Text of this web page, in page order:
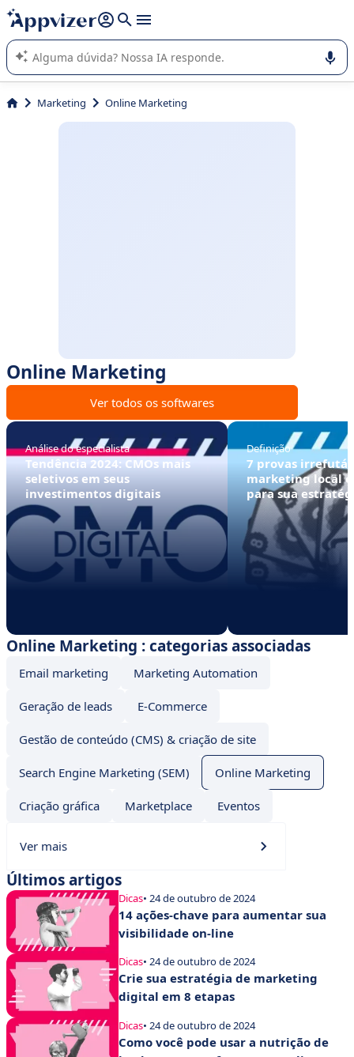
de nossa IA (várias linhas com
A IA do Appvizer o orienta no uso ou na seleção de software
SaaS para sua empresa.
Marketing Online Marketing
Online Marketing
Ver todos os softwares
Análise do especialista
Tendência 2024: CMOs mais
seletivos em seus
investimentos digitais
Definição
7 provas
marketing local é
para sua
Online Marketing : categorias associadas
Email marketing Marketing Automation
Geração de leads E-Commerce
Gestão de conteúdo (CMS) & criação de site
Search Engine Marketing (SEM) Online Marketing
Criação gráfica Marketplace Eventos
Ver mais
Últimos artigos
Dicas• 24 de outubro de 2024
14 ações-chave para aumentar sua
visibilidade on-line
Dicas• 24 de outubro de 2024
Crie sua estratégia de marketing
digital em 8 etapas
Dicas• 24 de outubro de 2024
Como você pode usar a nutrição de